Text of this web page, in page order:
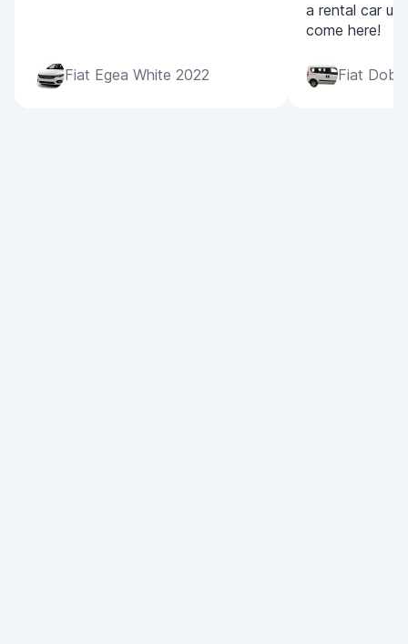
Fiat Egea White 2022
a rental car
come here!
Fiat